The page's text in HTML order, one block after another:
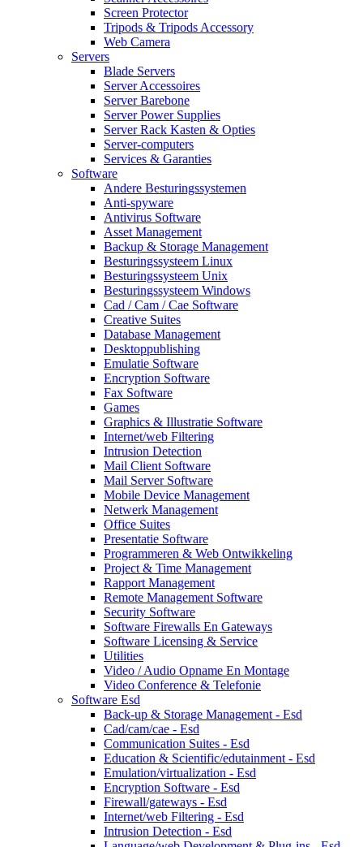
Screen Protector
Tripods & Tripods Accessory
Web Camera
Servers
Blade Servers
Server Accessoires
Server Barebone
Server Power Supplies
Server Rack Kasten & Opties
Server-computers
Services & Garanties
Software
Andere Besturingssystemen
Anti-spyware
Antivirus Software
Asset Management
Backup & Storage Management
Besturingssysteem Linux
Besturingssysteem Unix
Besturingssysteem Windows
Cad / Cam / Cae Software
Creative Suites
Database Management
Desktoppublishing
Emulatie Software
Encryption Software
Fax Software
Games
Graphics & Illustratie Software
Internet/web Filtering
Intrusion Detection
Mail Client Software
Mail Server Software
Mobile Device Management
Netwerk Management
Office Suites
Presentatie Software
Programmeren & Web Ontwikkeling
Project & Time Management
Rapport Management
Remote Management Software
Security Software
Software Firewalls En Gateways
Software Licensing & Service
Utilities
Video / Audio Opname En Montage
Video Conference & Telefonie
Software Esd
Back-up & Storage Management - Esd
Cad/cam/cae - Esd
Communication Suites - Esd
Education & Scientific/edutainment - Esd
Emulation/virtualization - Esd
Encryption Software - Esd
Firewall/gateways - Esd
Internet/web Filtering - Esd
Intrusion Detection - Esd